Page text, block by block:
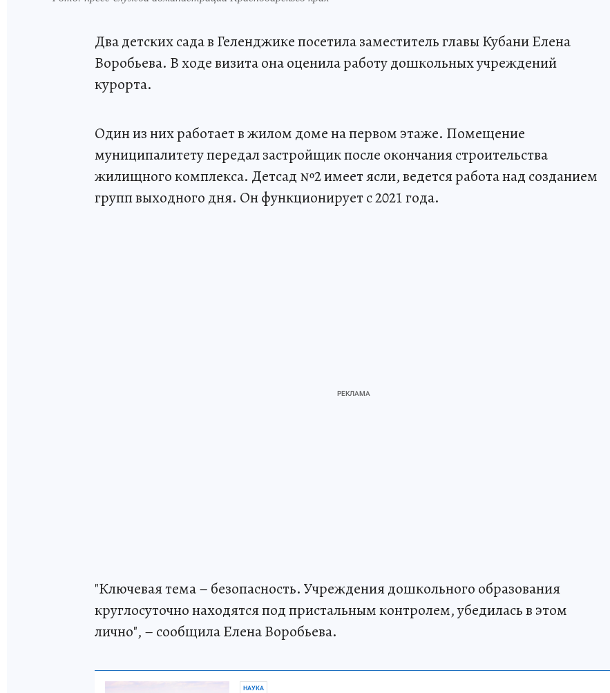
Два детских сада в Геленджике посетила заместитель главы Кубани Елена
Воробьева. В ходе визита она оценила работу дошкольных учреждений
курорта.
Один из них работает в жилом доме на первом этаже. Помещение
муниципалитету передал застройщик после окончания строительства
жилищного комплекса. Детсад №2 имеет ясли, ведется работа над созданием
групп выходного дня. Он функционирует с 2021 года.
"Ключевая тема – безопасность. Учреждения дошкольного образования
круглосуточно находятся под пристальным контролем, убедилась в этом
лично", – сообщила Елена Воробьева.
НАУКА